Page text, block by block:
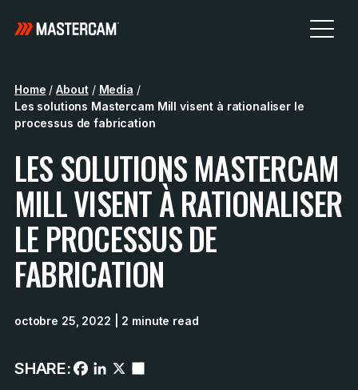
Home / About / Media /
Les solutions Mastercam Mill visent à rationaliser le
processus de fabrication
LES SOLUTIONS MASTERCAM
MILL VISENT À RATIONALISER
LE PROCESSUS DE
FABRICATION
octobre 25, 2022 | 2 minute read
SHARE: